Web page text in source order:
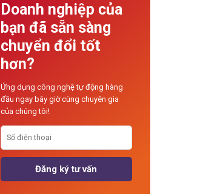
Doanh nghiệp của
bạn đã sẵn sàng
chuyển đổi tốt
hơn?
Ứng dụng công nghệ tự động hàng
đầu ngay bây giờ cùng chuyên gia
của chúng tôi!